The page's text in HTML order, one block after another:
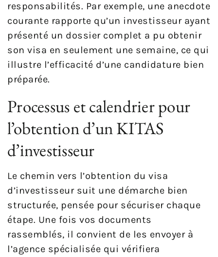
responsabilités. Par exemple, une anecdote
courante rapporte qu’un investisseur ayant
présenté un dossier complet a pu obtenir
son visa en seulement une semaine, ce qui
illustre l’efficacité d’une candidature bien
préparée.
Processus et calendrier pour
l’obtention d’un KITAS
d’investisseur
Le chemin vers l’obtention du visa
d’investisseur suit une démarche bien
structurée, pensée pour sécuriser chaque
étape. Une fois vos documents
rassemblés, il convient de les envoyer à
l’agence spécialisée qui vérifiera